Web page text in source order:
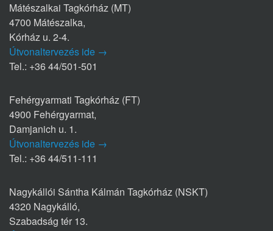
Mátészalkai Tagkórház (MT)
4700 Mátészalka,
Kórház u. 2-4.
Útvonaltervezés ide →
Tel.: +36 44/501-501
Fehérgyarmati Tagkórház (FT)
4900 Fehérgyarmat,
Damjanich u. 1.
Útvonaltervezés ide →
Tel.: +36 44/511-111
Nagykállói Sántha Kálmán Tagkórház (NSKT)
4320 Nagykálló,
Szabadság tér 13.